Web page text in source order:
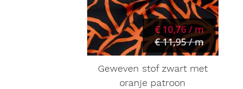
€ 10,76 / m
€ 11,95 / m
Geweven stof zwart met
oranje patroon